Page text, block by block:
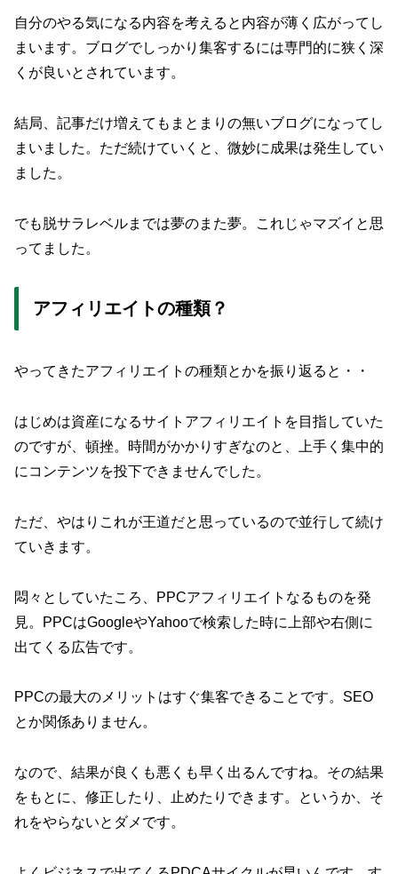
自分のやる気になる内容を考えると内容が薄く広がってし
まいます。ブログでしっかり集客するには専門的に狭く深
くが良いとされています。
結局、記事だけ増えてもまとまりの無いブログになってし
まいました。ただ続けていくと、微妙に成果は発生してい
ました。
でも脱サラレベルまでは夢のまた夢。これじゃマズイと思
ってました。
アフィリエイトの種類？
やってきたアフィリエイトの種類とかを振り返ると・・
はじめは資産になるサイトアフィリエイトを目指していた
のですが、頓挫。時間がかかりすぎなのと、上手く集中的
にコンテンツを投下できませんでした。
ただ、やはりこれが王道だと思っているので並行して続け
ていきます。
悶々としていたころ、PPCアフィリエイトなるものを発
見。PPCはGoogleやYahooで検索した時に上部や右側に
出てくる広告です。
PPCの最大のメリットはすぐ集客できることです。SEO
とか関係ありません。
なので、結果が良くも悪くも早く出るんですね。その結果
をもとに、修正したり、止めたりできます。というか、そ
れをやらないとダメです。